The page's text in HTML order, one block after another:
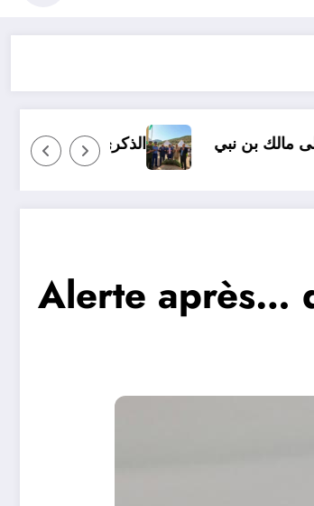
الذكرى 65 لإستشهاد العقيد الجيلالي بونعامة ببلدية برج بونعامة بتيسمسيلت
Alerte après…